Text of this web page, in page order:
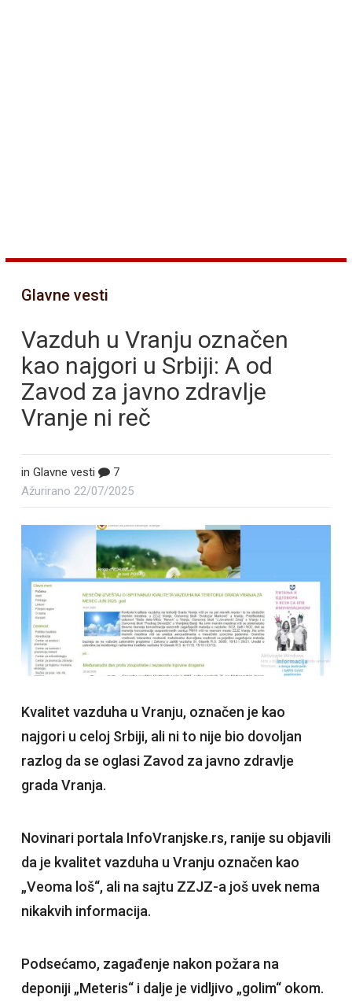
Glavne vesti
Vazduh u Vranju označen
kao najgori u Srbiji: A od
Zavod za javno zdravlje
Vranje ni reč
in Glavne vesti
7
Ažurirano 22/07/2025
Kvalitet vazduha u Vranju, označen je kao
najgori u celoj Srbiji, ali ni to nije bio dovoljan
razlog da se oglasi Zavod za javno zdravlje
grada Vranja.
Novinari portala InfoVranjske.rs, ranije su objavili
da je kvalitet vazduha u Vranju označen kao
„Veoma loš“, ali na sajtu ZZJZ-a još uvek nema
nikakvih informacija.
Podsećamo, zagađenje nakon požara na
deponiji „Meteris“ i dalje je vidljivo „golim“ okom.